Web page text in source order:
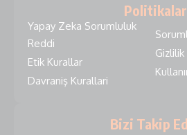
Politikalar
Yapay Zeka Sorumluluk
Reddi
Etik Kurallar
Davraniş Kurallari
Gizlilik
Bizi Takip